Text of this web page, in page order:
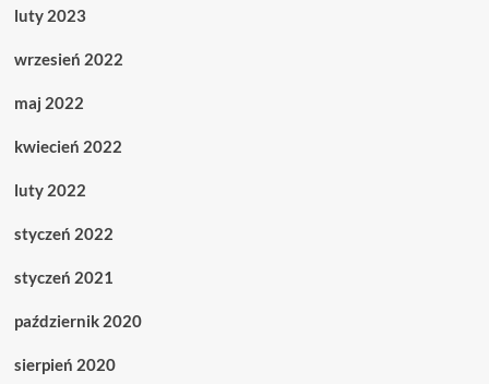
luty 2023
wrzesień 2022
maj 2022
kwiecień 2022
luty 2022
styczeń 2022
styczeń 2021
październik 2020
sierpień 2020